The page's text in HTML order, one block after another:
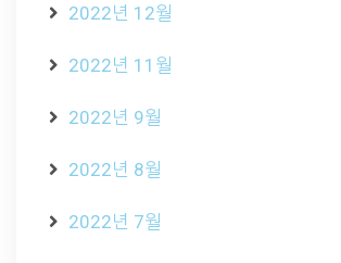
2022년 12월
2022년 11월
2022년 9월
2022년 8월
2022년 7월